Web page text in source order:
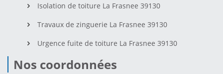
Isolation de toiture La Frasnee 39130
Travaux de zinguerie La Frasnee 39130
Urgence fuite de toiture La Frasnee 39130
Nos coordonnées